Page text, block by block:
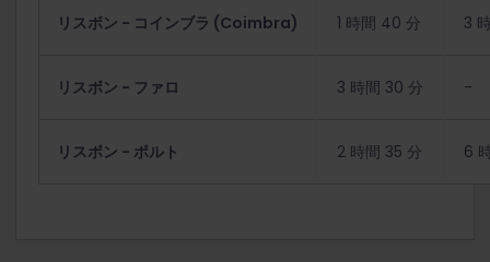
リスボン - コインブラ (Coimbra) 1 時間 40 分 3
リスボン - ファロ 3 時間 30 分 -
リスボン - ポルト 2 時間 35 分 6